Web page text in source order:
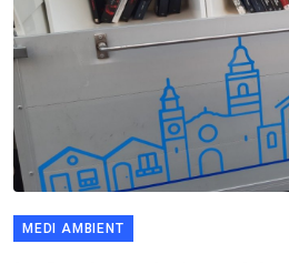
MEDI AMBIENT